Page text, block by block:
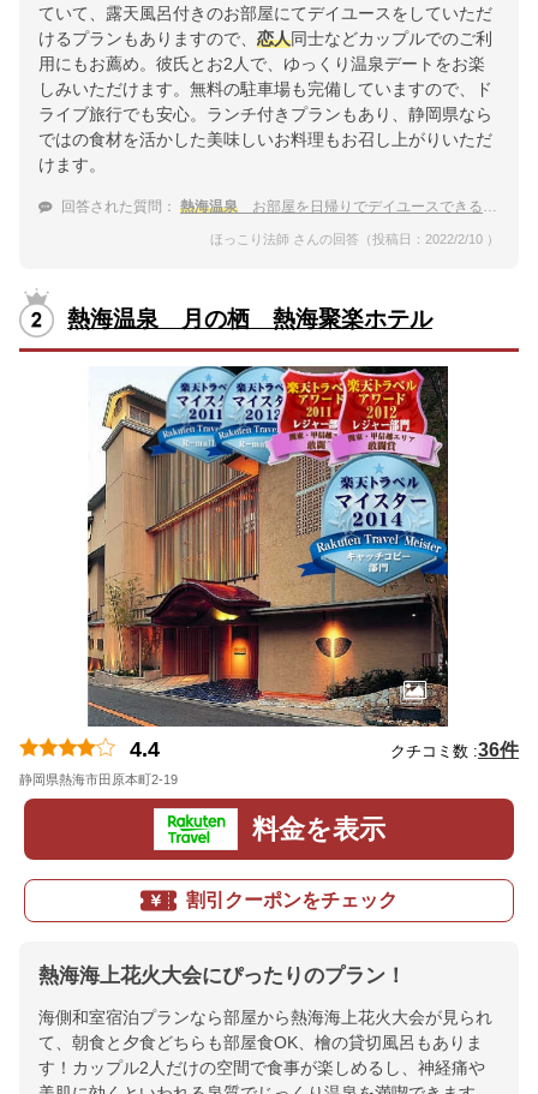
ていて、露天風呂付きのお部屋にてデイユースをしていただ
けるプランもありますので、 恋人同士などカップルでのご利
用にもお薦め。彼氏とお2人で、ゆっくり温泉デートをお楽
しみいただけます。無料の駐車場も完備していますので、ド
ライブ旅行でも安心。ランチ付きプランもあり、静岡県なら
ではの食材を活かした美味しいお料理もお召し上がりいただ
けます。
回答された質問： 熱海温泉 お部屋を日帰りでデイユースできる温泉宿 彼氏と2人で行きます。
ほっこり法師 さんの回答（投稿日：2022/2/10 ）
熱海温泉 月の栖 熱海聚楽ホテル
4.4 クチコミ数 :36件
静岡県熱海市田原本町2-19
料金を表示
割引クーポンをチェック
熱海海上花火大会にぴったりのプラン！
海側和室宿泊プランなら部屋から熱海海上花火大会が見られ
て、朝食と夕食どちらも部屋食OK、檜の貸切風呂もありま
す！カップル2人だけの空間で食事が楽しめるし、神経痛や